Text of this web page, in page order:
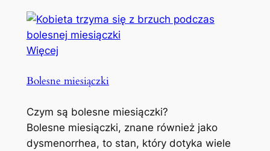
Więcej
Bolesne miesiączki
Czym są bolesne miesiączki?
Bolesne miesiączki, znane również jako
dysmenorrhea, to stan, który dotyka wiele